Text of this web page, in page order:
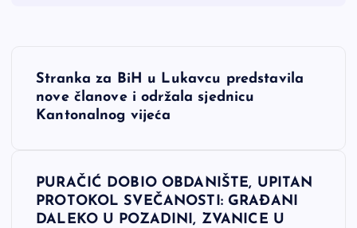
NStranka za BiH u Lukavcu predstavila
nove članove i održala sjednicu
Kantonalnog vijeća
PURAČIĆ DOBIO OBDANIŠTE, UPITAN
PROTOKOL SVEČANOSTI: GRAĐANI
DALEKO U POZADINI, ZVANICE U